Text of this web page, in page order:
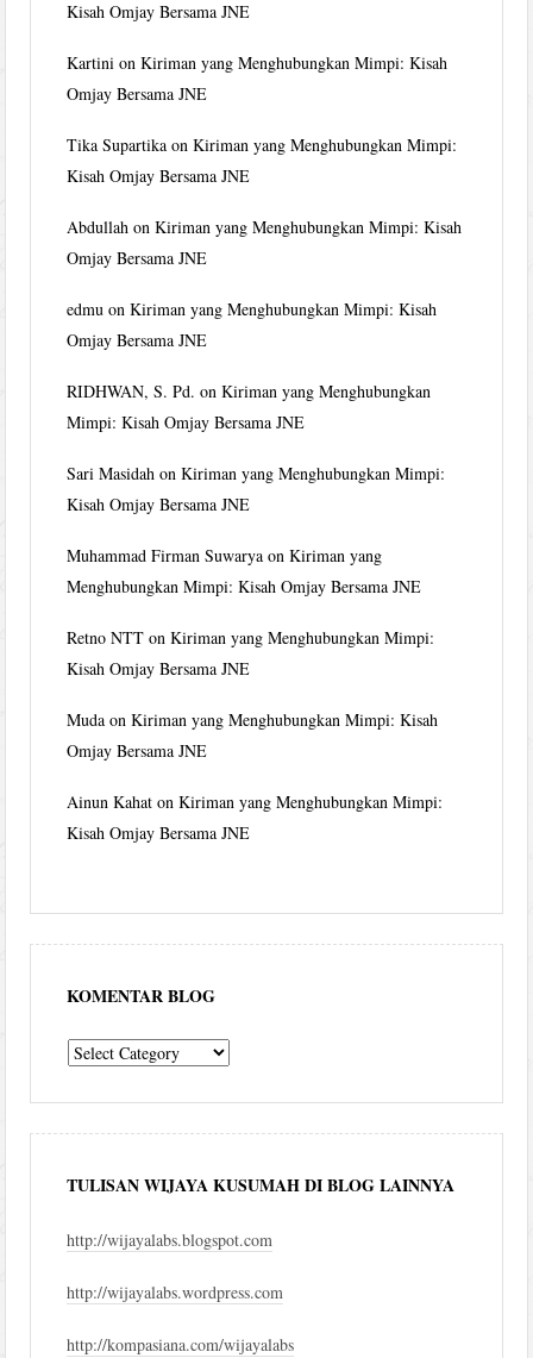
Kisah Omjay Bersama JNE
Kartini onKiriman yang Menghubungkan Mimpi: Kisah
Omjay Bersama JNE
Tika Supartika onKiriman yang Menghubungkan Mimpi:
Kisah Omjay Bersama JNE
Abdullah onKiriman yang Menghubungkan Mimpi: Kisah
Omjay Bersama JNE
edmu onKiriman yang Menghubungkan Mimpi: Kisah
Omjay Bersama JNE
RIDHWAN, S. Pd. onKiriman yang Menghubungkan
Mimpi: Kisah Omjay Bersama JNE
Sari Masidah onKiriman yang Menghubungkan Mimpi:
Kisah Omjay Bersama JNE
Muhammad Firman Suwarya onKiriman yang
Menghubungkan Mimpi: Kisah Omjay Bersama JNE
Retno NTT onKiriman yang Menghubungkan Mimpi:
Kisah Omjay Bersama JNE
Muda onKiriman yang Menghubungkan Mimpi: Kisah
Omjay Bersama JNE
Ainun Kahat onKiriman yang Menghubungkan Mimpi:
Kisah Omjay Bersama JNE
KOMENTAR BLOG
komentar
TULISAN WIJAYA KUSUMAH DI BLOG LAINNYA
http://wijayalabs.blogspot.com
http://wijayalabs.wordpress.com
http://kompasiana.com/wijayalabs